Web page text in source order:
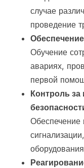
случае
проведение
Обучение
авариях,
первой
Контроль
Обеспечение